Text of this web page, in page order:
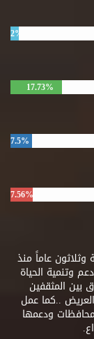
2%
17.73%
7.5%
7.56%
عاماً منذ
فى دعم وتنمية الحياة
بين المثقفين
..كما عمل
ودعمها